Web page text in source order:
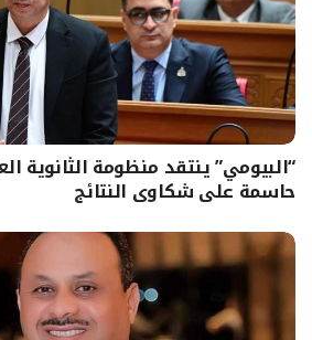
“البيومي” ينتقد منظومة الثانوية
حاسمة على شكاوى النتائج